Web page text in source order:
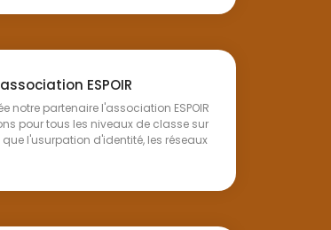
ESPOIR
notre partenaire l'association ESPOIR
pour tous les niveaux de classe sur
l'usurpation d'identité, les réseaux